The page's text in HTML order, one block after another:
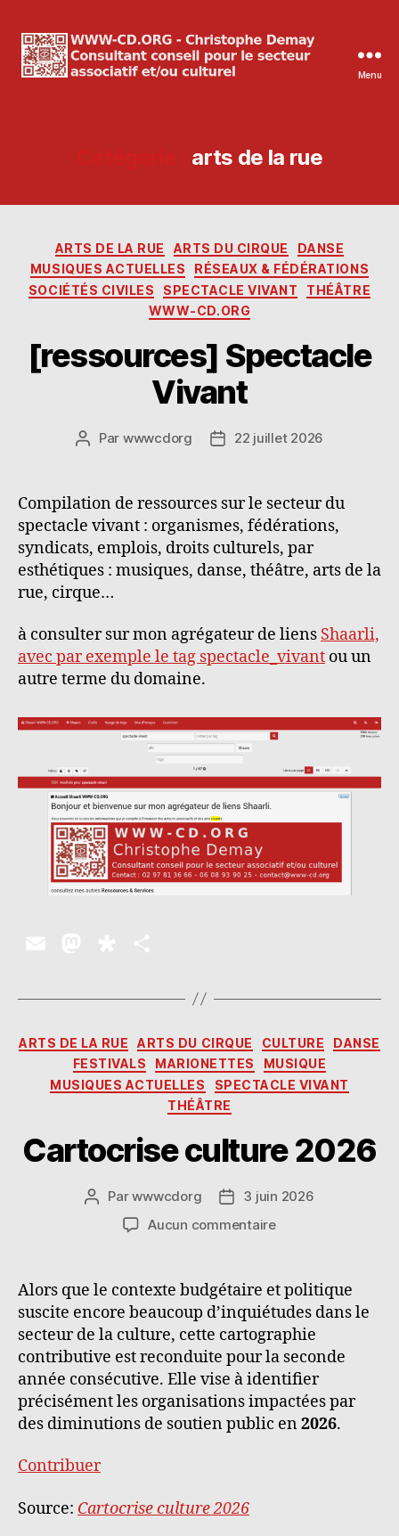
Menu
arts de la rue
Catégories
ARTS DE LA RUE ARTS DU CIRQUE
DANSE
MUSIQUES ACTUELLES
RÉSEAUX & FÉDÉRATIONS
SOCIÉTÉS CIVILES
SPECTACLE VIVANT
THÉÂTRE
WWW-CD.ORG
[ressources] Spectacle
Vivant
Auteur
Par wwwcdorg
Date22 juillet 2026
Compilation de ressources sur le secteur du
spectacle vivant : organismes, fédérations,
syndicats, emplois, droits culturels, par
esthétiques : musiques, danse, théâtre, arts de la
rue, cirque…
à consulter sur mon agrégateur de liens Shaarli,
avec par exemple le tag spectacle_vivant ou un
autre terme du domaine.
ai
l
to
d
o
n
s
p
o
ra
rt
a
g
er
Catégories
ARTS DE LA RUE ARTS DU CIRQUE CULTURE
DANSE
FESTIVALS
MARIONETTES
MUSIQUE
MUSIQUES ACTUELLES
SPECTACLE VIVANT
THÉÂTRE
Cartocrise culture 2026
Auteur
l’article
Parwwwcdorg
Date3 juin 2026
Aucun commentairesur
2026
Alors que le contexte budgétaire et politique
suscite encore beaucoup d’inquiétudes dans le
secteur de la culture, cette cartographie
contributive est reconduite pour la seconde
année consécutive. Elle vise à identifier
précisément les organisations impactées par
des diminutions de soutien public en2026.
Contribuer
Source: Cartocrise culture 2026